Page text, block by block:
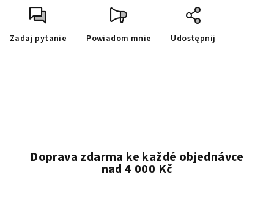
Zadaj pytanie Powiadom mnie Udostępnij
Doprava zdarma ke každé objednávce
nad 4 000 Kč